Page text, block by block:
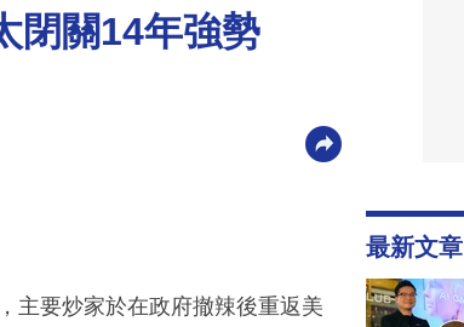
閉關14年強勢
主要炒家於在政府撤辣後重返美
最新文章